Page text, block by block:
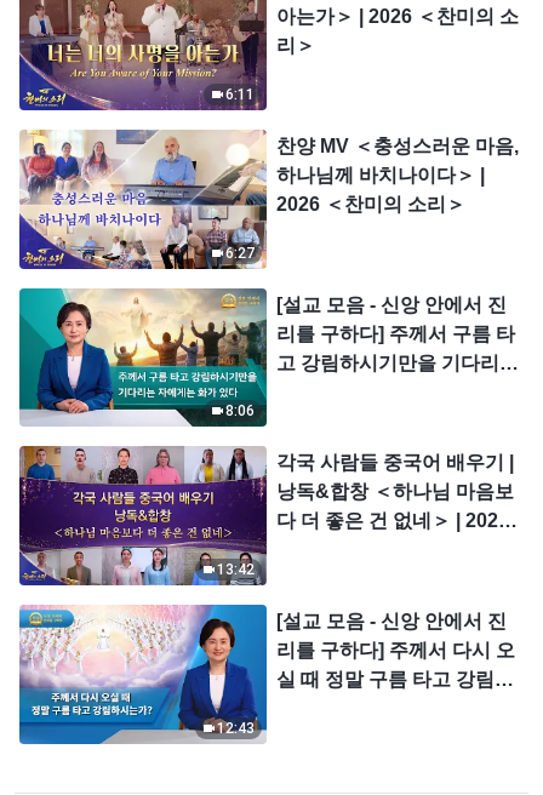
6:11
아는가＞ | 2026 ＜찬미의 소
리＞
6:27
찬양 MV ＜충성스러운 마음,
하나님께 바치나이다＞ |
2026 ＜찬미의 소리＞
8:06
[설교 모음 - 신앙 안에서 진
리를 구하다] 주께서 구름 타
고 강림하시기만을 기다리는
13:42
각국 사람들 중국어 배우기 |
낭독&합창 ＜하나님 마음보
다 더 좋은 건 없네＞ | 2026
12:43
[설교 모음 - 신앙 안에서 진
리를 구하다] 주께서 다시 오
실 때 정말 구름 타고 강림하